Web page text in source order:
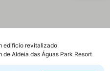
edifício revitalizado
de Aldeia das Águas Park Resort